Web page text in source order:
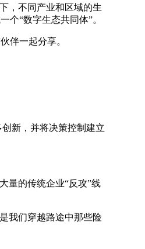
，不同产业和区域的生
个“数字生态共同体”。
伴一起分享。
新，并将决策控制建立
量的传统企业“反攻”线
我们穿越路途中那些险